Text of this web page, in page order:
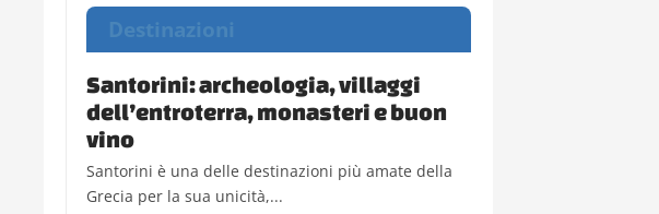
Destinazioni
Santorini: archeologia, villaggi
dell’entroterra, monasteri e buon
vino
Santorini è una delle destinazioni più amate della
Grecia per la sua unicità,...